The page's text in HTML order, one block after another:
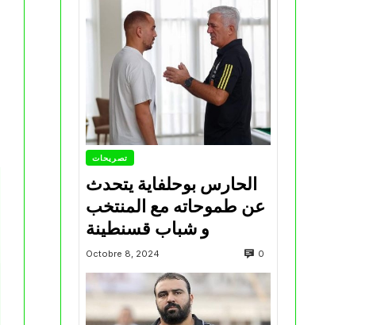
تصريحات
الحارس بوحلفاية يتحدث
عن طموحاته مع المنتخب
و شباب قسنطينة
Octobre 8, 2024 0